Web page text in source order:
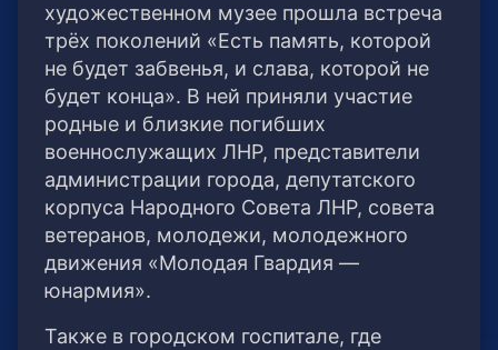
художественном музее прошла встреча
трёх поколений «Есть память, которой
не будет забвенья, и слава, которой не
будет конца». В ней приняли участие
родные и близкие погибших
военнослужащих ЛНР, представители
администрации города, депутатского
корпуса Народного Совета ЛНР, совета
ветеранов, молодежи, молодежного
движения «Молодая Гвардия —
юнармия».
Также в городском госпитале, где